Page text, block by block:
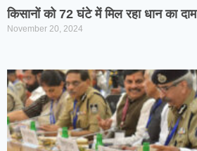
किसानों को 72 घंटे में मिल रहा धान का दाम
November 20, 2024